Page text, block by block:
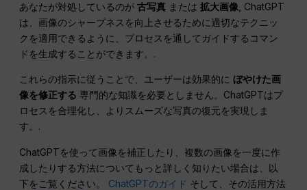
あなたが対処しているのが古写真 または拡大画像 , ChatGPT
は、画像のシャープネスを向上させるために適切なテクニッ
クを適用できるように、プロセスを通してガイドするコマン
ドを生成することができます。.
これらの指示に従うことで、ユーザーは効果的にぼやけた画
像を修正する 専門的な知識を必要としません。ChatGPTはプ
ロセスを合理化し、よりスムーズな写真の復元を実現しま
す。.
ChatGPTを使って画像を補正したり、複数の画像を一度に作
成したりする方法についてもっと詳しく知りたい場合は、以
下をご覧ください。 ChatGPTのガイド そして、その活用方法